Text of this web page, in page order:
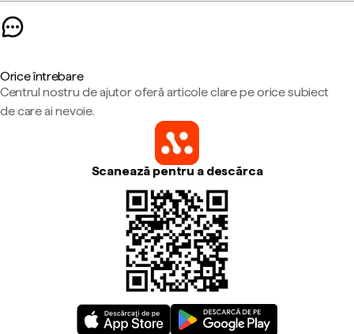
Orice întrebare
Centrul nostru de ajutor oferă articole clare pe orice subiect
de care ai nevoie.
Scanează pentru a descărca